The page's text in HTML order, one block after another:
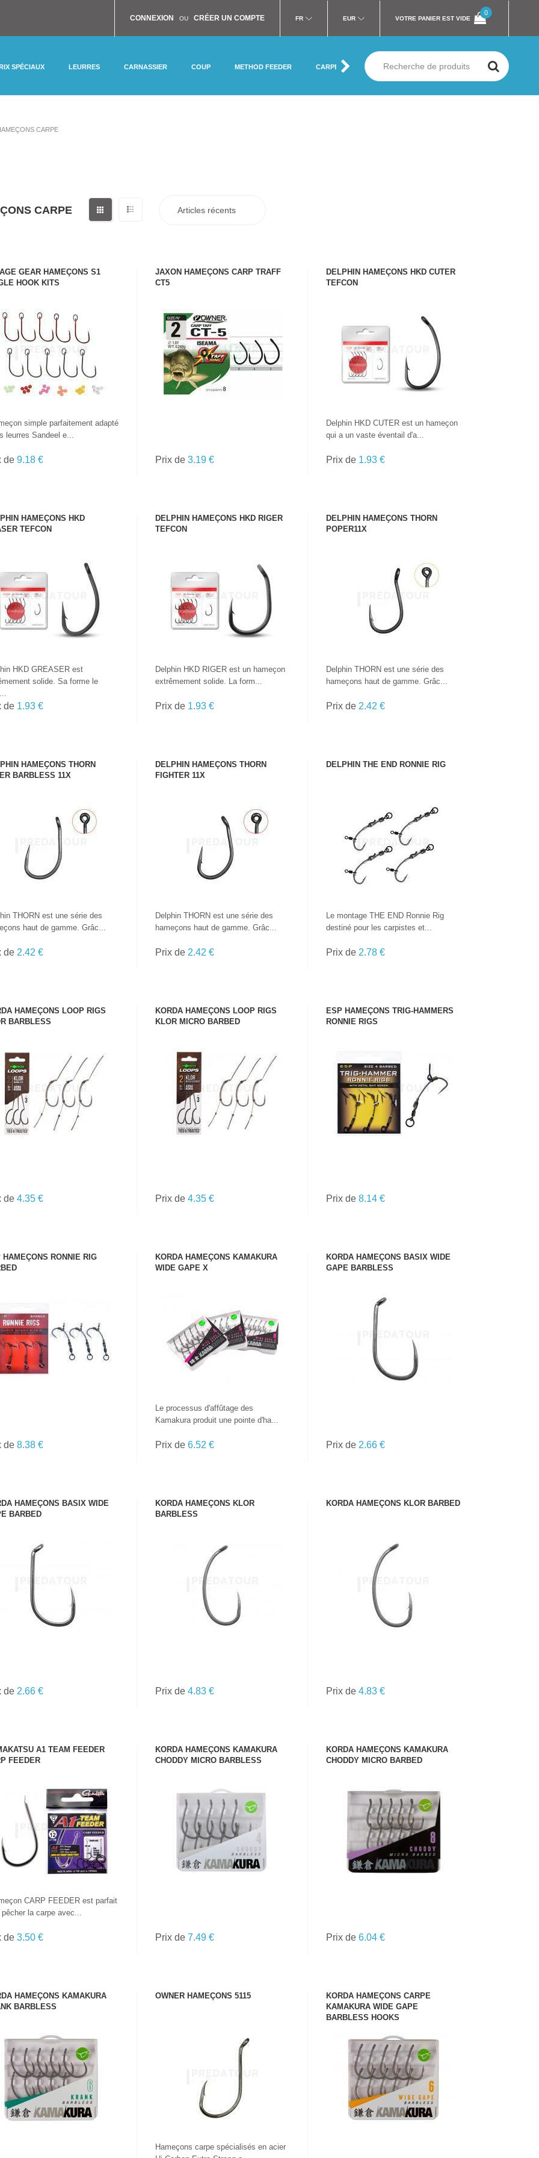
CONNEXION OU CRÉER UN COMPTE FR EUR VOTRE PANIER EST VIDE
0
SPÉCIAUX LEURRES CARNASSIER COUP METHOD FEEDER CARPE MER SILURE MOUCHE
CARPE
CARPE
GEAR HAMEÇONS S1
HOOK KITS
VOIR LE PRODUIT
simple parfaitement adapté
leurres Sandeel e...
de 9.18 €
JAXON HAMEÇONS CARP TRAFF
CT5
VOIR LE PRODUIT
Prix de 3.19 €
DELPHIN HAMEÇONS HKD CUTER
TEFCON
VOIR LE PRODUIT
Delphin HKD CUTER est un hameҫon
qui a un vaste éventail d'a...
Prix de 1.93 €
HAMEÇONS HKD
TEFCON
VOIR LE PRODUIT
HKD GREASER est
solide. Sa forme le
de 1.93 €
DELPHIN HAMEÇONS HKD RIGER
TEFCON
VOIR LE PRODUIT
Delphin HKD RIGER est un hameҫon
extrêmement solide. La form...
Prix de 1.93 €
DELPHIN HAMEҪONS THORN
POPER11X
VOIR LE PRODUIT
Delphin THORN est une série des
hameҫons haut de gamme. Grâc...
Prix de 2.42 €
HAMEҪONS THORN
BARBLESS 11X
VOIR LE PRODUIT
THORN est une série des
haut de gamme. Grâc...
de 2.42 €
DELPHIN HAMEÇONS THORN
FIGHTER 11X
VOIR LE PRODUIT
Delphin THORN est une série des
hameҫons haut de gamme. Grâc...
Prix de 2.42 €
DELPHIN THE END RONNIE RIG
VOIR LE PRODUIT
Le montage THE END Ronnie Rig
destiné pour les carpistes et...
Prix de 2.78 €
HAMEÇONS LOOP RIGS
BARBLESS
VOIR LE PRODUIT
de 4.35 €
KORDA HAMEÇONS LOOP RIGS
KLOR MICRO BARBED
VOIR LE PRODUIT
Prix de 4.35 €
ESP HAMEÇONS TRIG-HAMMERS
RONNIE RIGS
VOIR LE PRODUIT
Prix de8.14 €
HAMEÇONS RONNIE RIG
VOIR LE PRODUIT
de 8.38 €
KORDA HAMEÇONS KAMAKURA
WIDE GAPE X
VOIR LE PRODUIT
Le processus d'affûtage des
Kamakura produit une pointe d'ha...
Prix de 6.52 €
KORDA HAMEÇONS BASIX WIDE
GAPE BARBLESS
VOIR LE PRODUIT
Prix de 2.66 €
HAMEÇONS BASIX WIDE
BARBED
VOIR LE PRODUIT
de 2.66 €
KORDA HAMEÇONS KLOR
BARBLESS
VOIR LE PRODUIT
Prix de 4.83 €
KORDA HAMEÇONS KLOR BARBED
VOIR LE PRODUIT
Prix de4.83 €
A1 TEAM FEEDER
FEEDER
VOIR LE PRODUIT
CARP FEEDER est parfait
pêcher la carpe avec...
de 3.50 €
KORDA HAMEÇONS KAMAKURA
CHODDY MICRO BARBLESS
VOIR LE PRODUIT
Prix de 7.49 €
KORDA HAMEÇONS KAMAKURA
CHODDY MICRO BARBED
VOIR LE PRODUIT
Prix de6.04 €
HAMEÇONS KAMAKURA
BARBLESS
VOIR LE PRODUIT
OWNER HAMEÇONS 5115
VOIR LE PRODUIT
Hameçons carpe spécialisés en acier
KORDA HAMEÇONS CARPE
KAMAKURA WIDE GAPE
BARBLESS HOOKS
VOIR LE PRODUIT
CANNES